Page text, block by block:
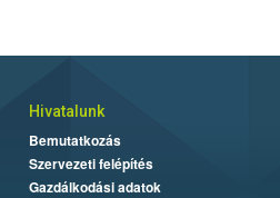
Hivatalunk
Bemutatkozás
Szervezeti felépítés
Gazdálkodási adatok